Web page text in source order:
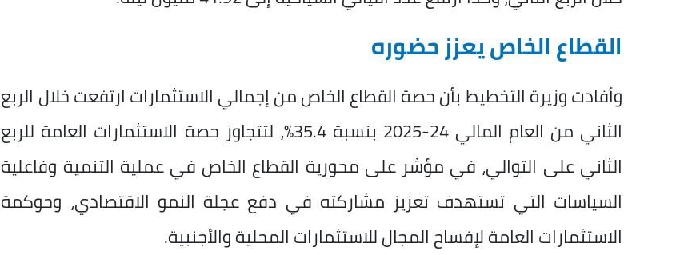
القطاع الخاص يعزز حضوره
وأفادت وزيرة التخطيط بأن حصة القطاع الخاص من إجمالي الاستثمارات ارتفعت خلال الربع
الثاني من العام المالي 24-2025 بنسبة 35.4%، لتتجاوز حصة الاستثمارات العامة للربع
الثاني على التوالي، في مؤشر على محورية القطاع الخاص في عملية التنمية وفاعلية
السياسات التي تستهدف تعزيز مشاركته في دفع عجلة النمو الاقتصادي، وحوكمة
الاستثمارات العامة لإفساح المجال للاستثمارات المحلية والأجنبية.